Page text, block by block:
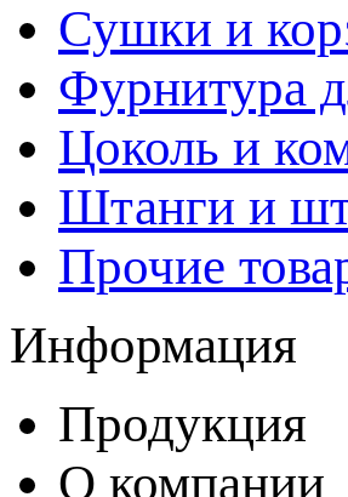
Сушки и
Фурнитура
Цоколь и
Штанги и
Прочие
Информация
Продукция
О компании